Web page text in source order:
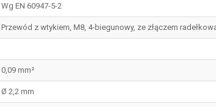
Wg EN 60947-5-2
Przewód z wtykiem, M8, 4-biegunowy, ze złączem
0,09 mm²
Ø 2,2 mm